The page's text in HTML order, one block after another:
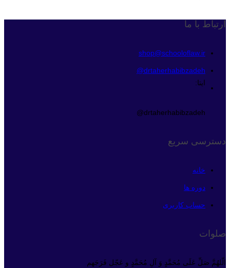
ارتباط با ما
shop@schooloflaw.ir
drtaherhabibzadeh@
ایتا:
drtaherhabibzadeh@
دسترسی سریع
خانه
دوره ها
حساب کاربری
صلوات
الّلهُمَّ صَلِّ عَلَی مُحَمَّدٍ وَ آلِ مُحَمَّدٍ و عَجّل فَرَجَهم